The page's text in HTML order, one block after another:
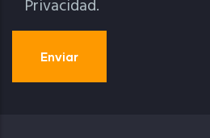
Privacidad.